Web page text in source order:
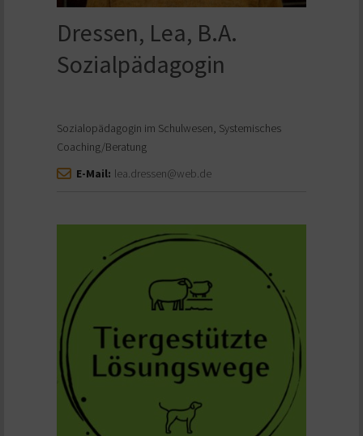
Dressen, Lea, B.A.
Sozialpädagogin
Sozialopädagogin im Schulwesen, Systemisches
Coaching/Beratung
E-Mail: lea.dressen@web.de